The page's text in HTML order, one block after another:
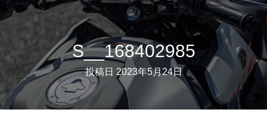
ー
シ
ョ
ン
を
り
S__168402985
投稿日 2023年5月24日